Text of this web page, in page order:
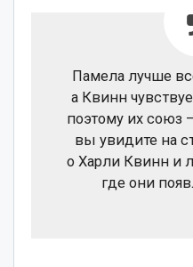
Памела лучше
а Квинн
поэтому их союз
вы увидите на
о Харли Квинн и
где они